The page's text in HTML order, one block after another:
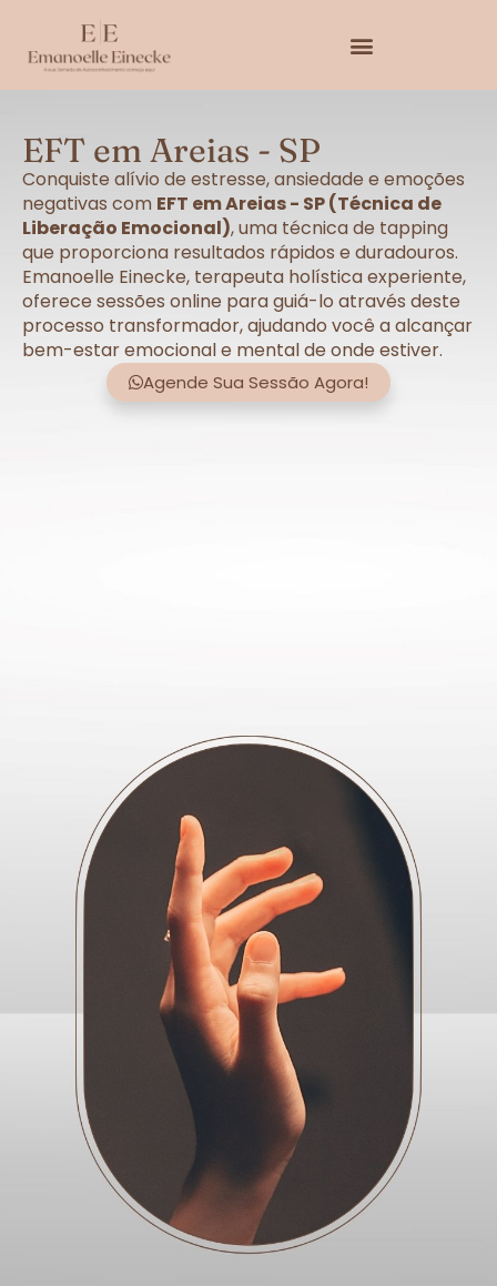
EFT em Areias - SP
Conquiste alívio de estresse, ansiedade e emoções
negativas com EFT em Areias - SP (Técnica de
Liberação Emocional), uma técnica de tapping
que proporciona resultados rápidos e duradouros.
Emanoelle Einecke, terapeuta holística experiente,
oferece sessões online para guiá-lo através deste
processo transformador, ajudando você a alcançar
bem-estar emocional e mental de onde estiver.
Agende Sua Sessão Agora!